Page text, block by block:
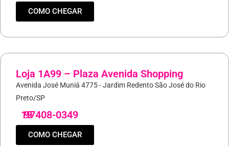
COMO CHEGAR
Loja 1A99 – Plaza Avenida Shopping
Avenida José Muniá 4775 - Jardim Redento São José do Rio
Preto/SP
19
97408-0349
COMO CHEGAR